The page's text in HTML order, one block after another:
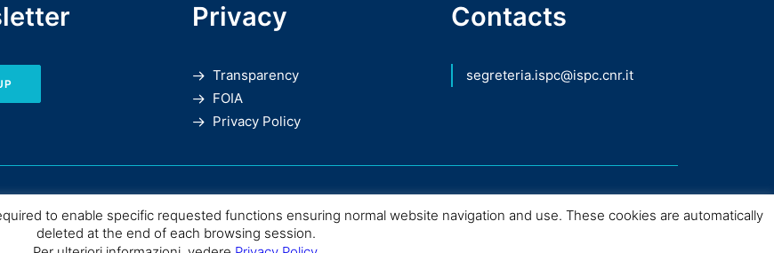
Privacy
Transparency
FOIA
Privacy Policy
Contacts
segreteria.ispc@ispc.cnr.it
to enable specific requested functions ensuring normal website navigation and use. These cookies are automatically
deleted at the end of each browsing session.